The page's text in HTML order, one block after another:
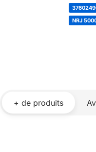
NRJ
+ de produits